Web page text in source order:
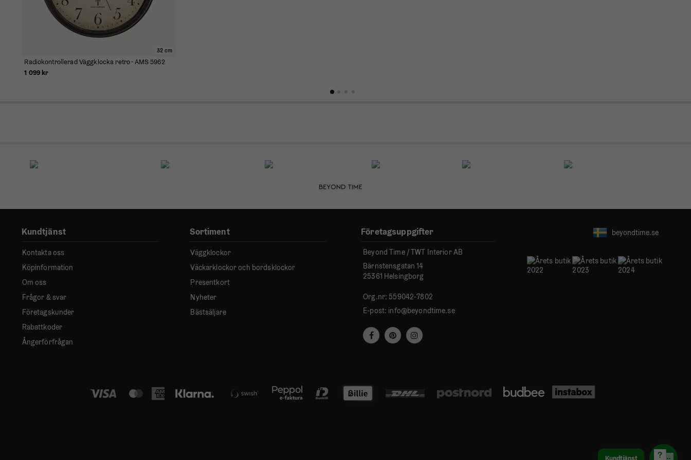
32 cm
Radiokontrollerad Väggklocka retro - AMS 5962
1 099 kr
Kundtjänst
Kontakta oss
Köpinformation
Om oss
Frågor & svar
Företagskunder
Rabattkoder
Ångerförfrågan
Sortiment
Väggklockor
Väckarklockor och bordsklockor
Presentkort
Nyheter
Bästsäljare
Företagsuppgifter
Beyond Time / TWT Interior AB
Bärnstensgatan 14
25361 Helsingborg
Org.nr: 559042-7802
E-post: info@beyondtime.se
beyondtime.se
Kundtjänst